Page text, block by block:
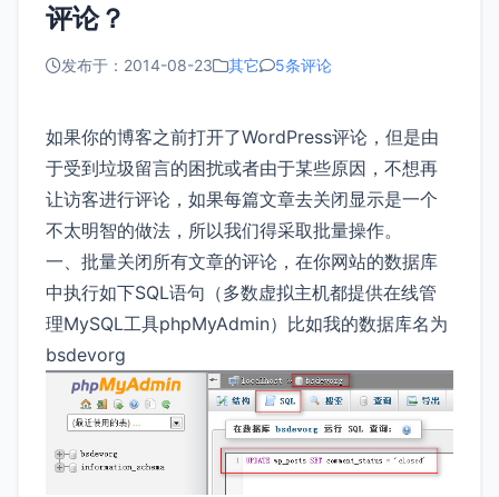
评论？
发布于：2014-08-23 其它 5条评论
如果你的博客之前打开了WordPress评论，但是由
于受到垃圾留言的困扰或者由于某些原因，不想再
让访客进行评论，如果每篇文章去关闭显示是一个
不太明智的做法，所以我们得采取批量操作。
一、批量关闭所有文章的评论，在你网站的数据库
中执行如下SQL语句（多数虚拟主机都提供在线管
理MySQL工具phpMyAdmin）比如我的数据库名为
bsdevorg